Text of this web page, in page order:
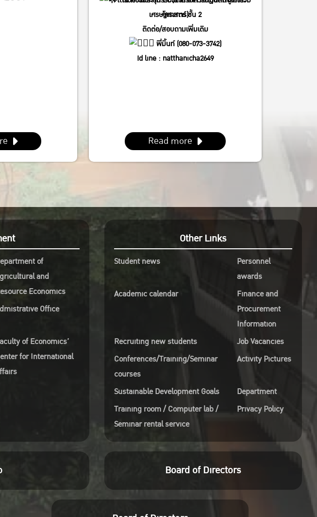
เศรษฐศาสตร์ ชั้น 2
โครงการ)
ติดต่อ/สอบถามเพิ่มเติม
พี่มิ้นท์ (080-073-3742)
Id line : natthanicha2649
Read more
of
and
Economics
Office
of Economics’
for International
Other Links
Student news
Personnel
awards
Academic calendar
Finance and
Procurement
Information
Recruiting new students
Job Vacancies
Conferences/Training/Seminar
courses
Activity Pictures
Sustainable Development Goals
Department
Training room / Computer lab /
Seminar rental service
Privacy Policy
Board of Directors